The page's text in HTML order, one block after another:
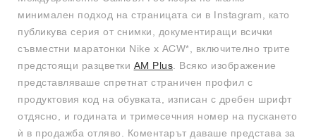
минимален подход на страницата си в Instagram, като
публикува серия от снимки, документиращи всички
съвместни маратонки Nike x ACW*, включително трите
предстоящи разцветки AM Plus. Всяко изображение
представляваше спретнат страничен профил с
продуктовия код на обувката, изписан с дребен шрифт
отдясно, и годината и тримесечния номер на пускането
ѝ в продажба отляво. Коментарът даваше представа за